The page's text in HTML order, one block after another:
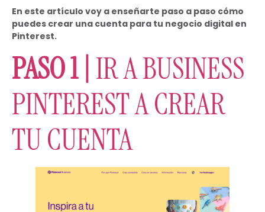
En este artículo voy a enseñarte paso a paso cómo
puedes crear una cuenta para tu negocio digital en
Pinterest.
PASO 1 | IR A BUSINESS
PINTEREST A CREAR
TU CUENTA